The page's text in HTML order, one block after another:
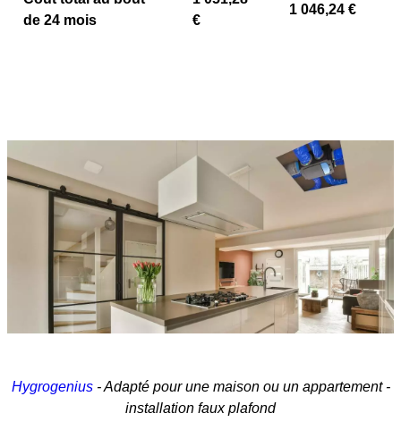
de 24 mois
€
1 046,24 €
Hygrogenius- Adapté pour une maison ou un appartement -
installation faux plafond